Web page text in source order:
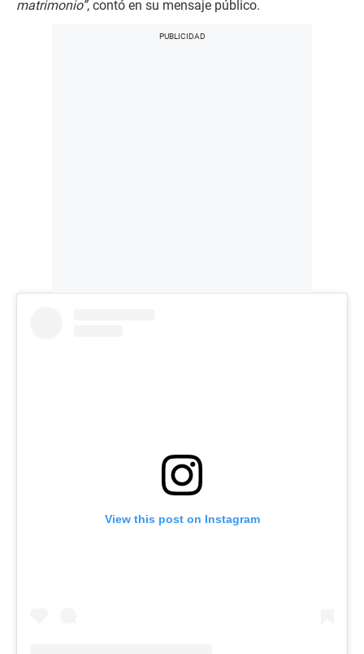
matrimonio”, contó en su mensaje público.
View this post on Instagram